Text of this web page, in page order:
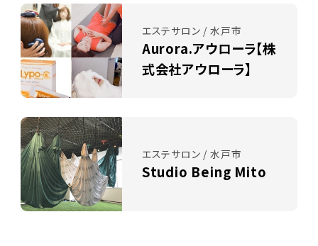
エステサロン / 水戸市
Aurora.アウローラ【株
式会社アウローラ】
エステサロン / 水戸市
Studio Being Mito